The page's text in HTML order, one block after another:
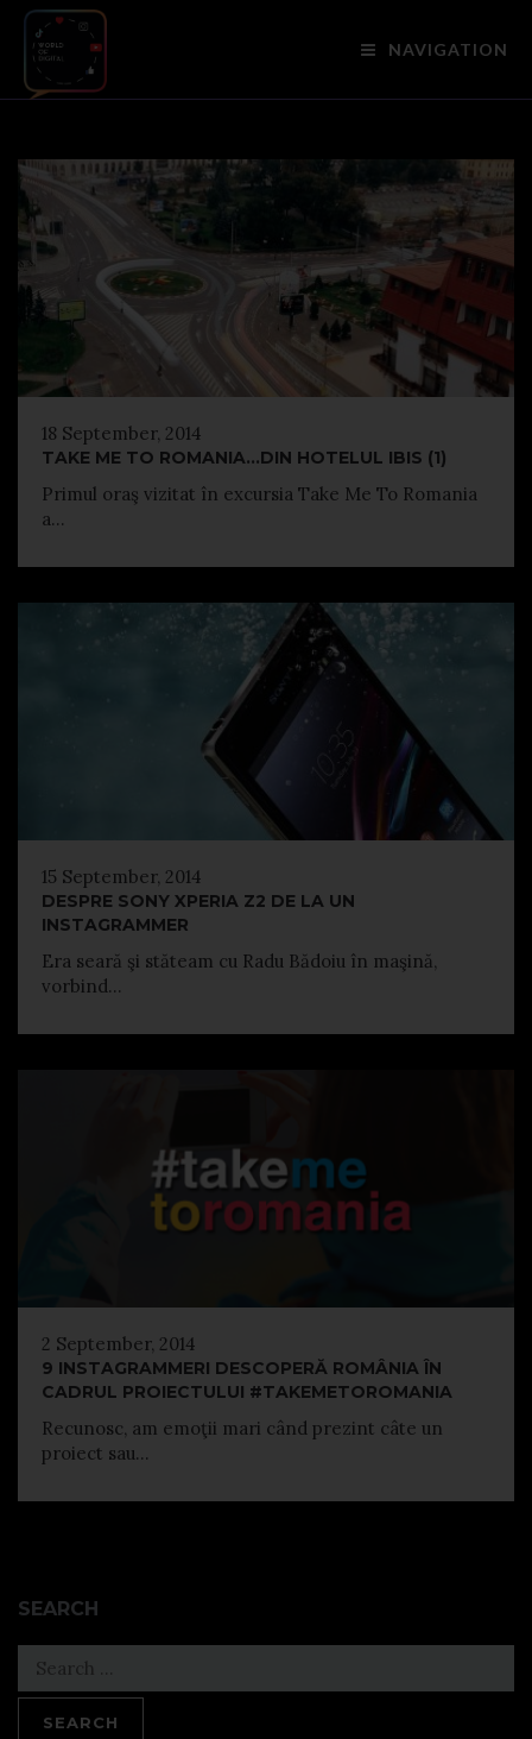
NAVIGATION
18 September, 2014
TAKE ME TO ROMANIA…DIN HOTELUL IBIS (1)
Primul oraş vizitat în excursia Take Me To Romania
a...
15 September, 2014
DESPRE SONY XPERIA Z2 DE LA UN
INSTAGRAMMER
Era seară şi stăteam cu Radu Bădoiu în maşină,
vorbind...
2 September, 2014
9 INSTAGRAMMERI DESCOPERĂ ROMÂNIA ÎN
CADRUL PROIECTULUI #TAKEMETOROMANIA
Recunosc, am emoţii mari când prezint câte un
proiect sau...
SEARCH
for: